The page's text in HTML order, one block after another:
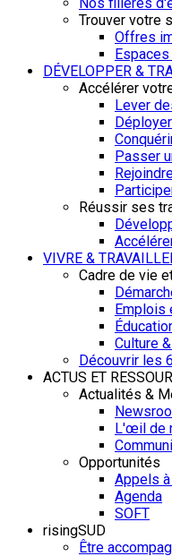
Trouver votre
Offres
DÉVELOPPER &
Accélérer
Lever
Passer
Réussir ses
VIVRE &
Cadre de vie
Emplois
Culture
Découvrir les
ACTUS ET
Actualités &
L'œil de
Opportunités
Appels
Agenda
SOFT
risingSUD
Être